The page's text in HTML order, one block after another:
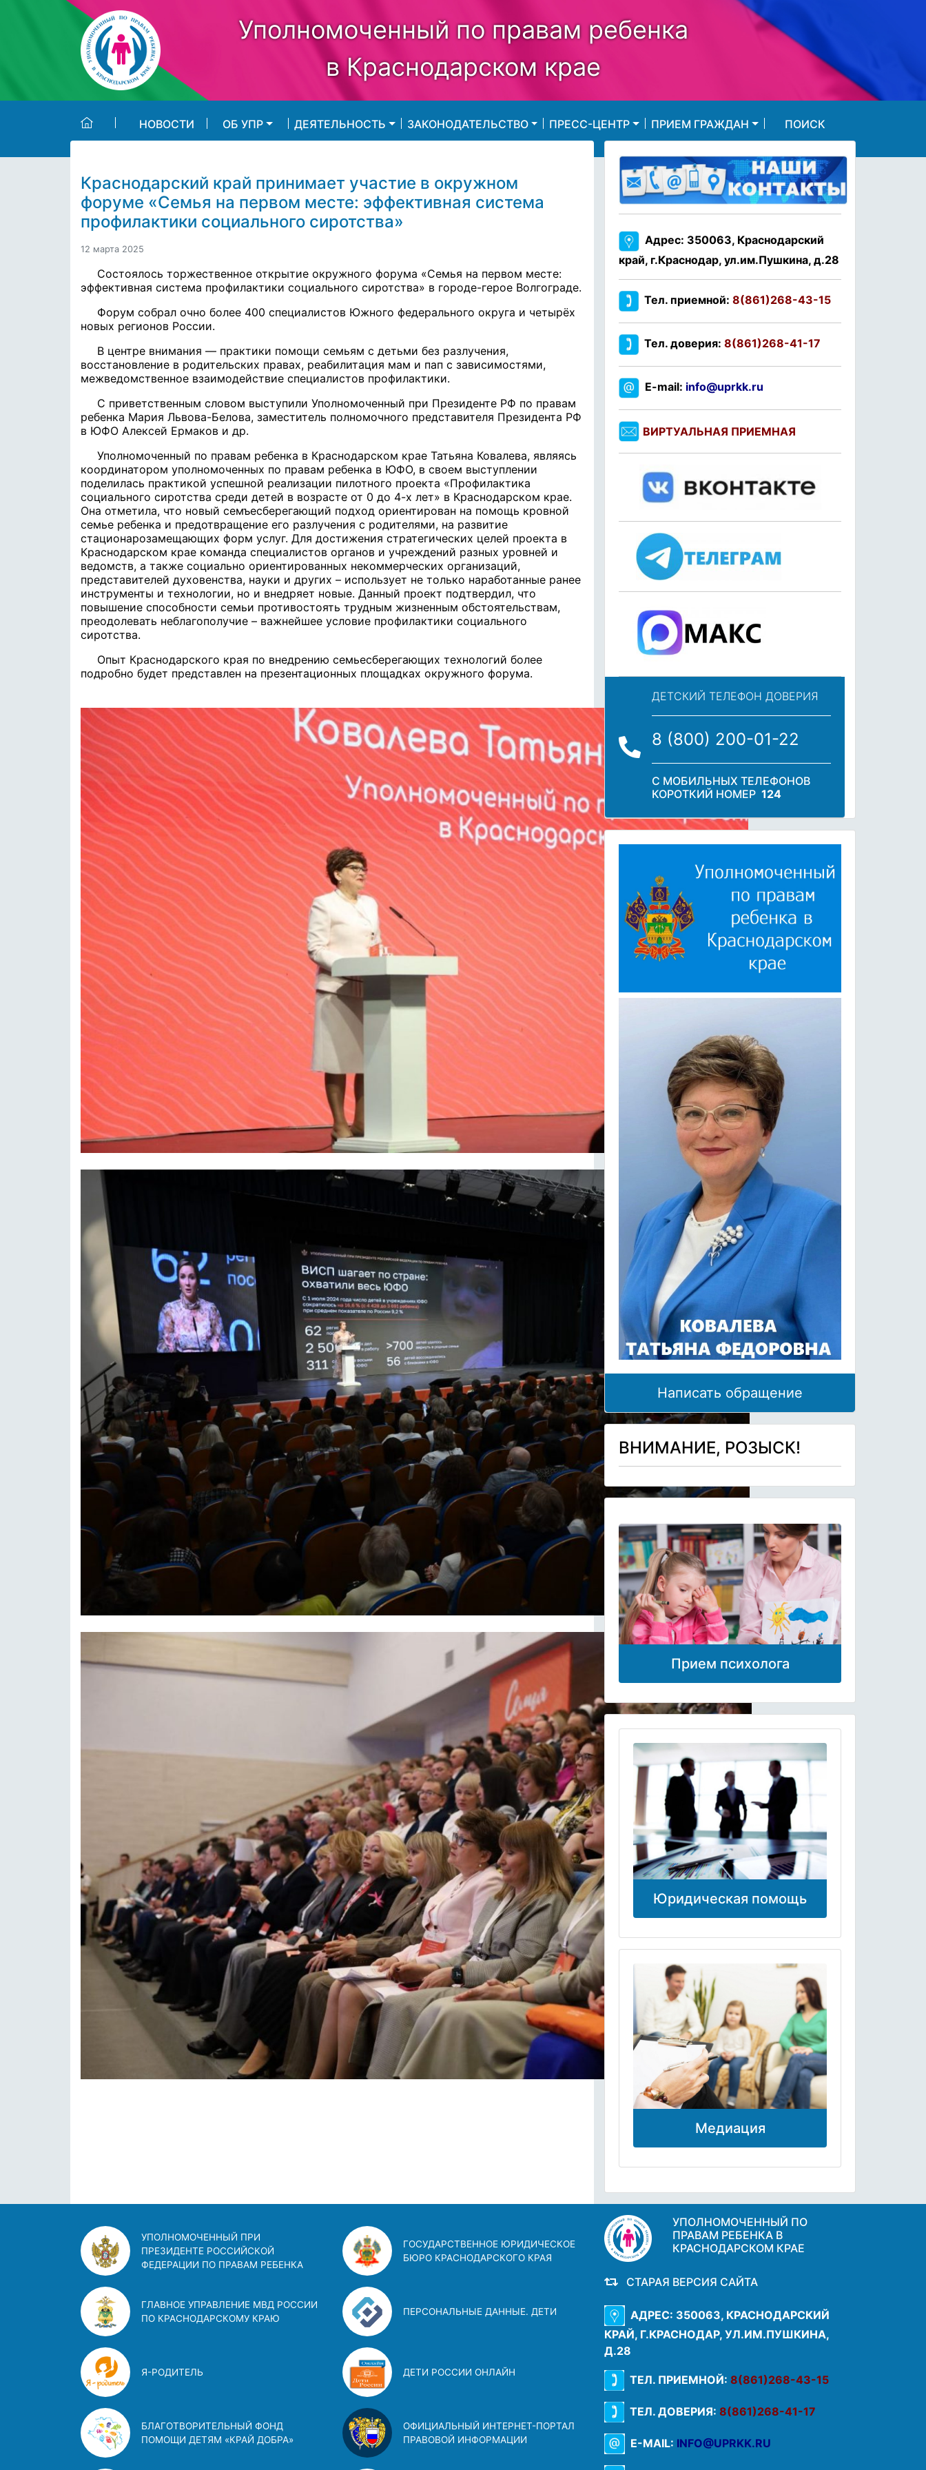
Skip to main content
Уполномоченный по правам ребенка
в Краснодарском крае
НОВОСТИ ОБ УПР ДЕЯТЕЛЬНОСТЬ ЗАКОНОДАТЕЛЬСТВО ПРЕСС-ЦЕНТР ПРИЕМ ГРАЖДАН ПОИСК
Краснодарский край принимает участие в окружном
форуме «Семья на первом месте: эффективная система
профилактики социального сиротства»
12 марта 2025
Состоялось торжественное открытие окружного форума «Семья на первом месте:
эффективная система профилактики социального сиротства» в городе-герое Волгограде.
Форум собрал очно более 400 специалистов Южного федерального округа и четырёх
новых регионов России.
В центре внимания — практики помощи семьям с детьми без разлучения,
восстановление в родительских правах, реабилитация мам и пап с зависимостями,
межведомственное взаимодействие специалистов профилактики.
С приветственным словом выступили Уполномоченный при Президенте РФ по правам
ребенка Мария Львова-Белова, заместитель полномочного представителя Президента РФ
в ЮФО Алексей Ермаков и др.
Уполномоченный по правам ребенка в Краснодарском крае Татьяна Ковалева, являясь
координатором уполномоченных по правам ребенка в ЮФО, в своем выступлении
поделилась практикой успешной реализации пилотного проекта «Профилактика
социального сиротства среди детей в возрасте от 0 до 4-х лет» в Краснодарском крае.
Она отметила, что новый семъесберегающий подход ориентирован на помощь кровной
семье ребенка и предотвращение его разлучения с родителями, на развитие
стационарозамещающих форм услуг. Для достижения стратегических целей проекта в
Краснодарском крае команда специалистов органов и учреждений разных уровней и
ведомств, а также социально ориентированных некоммерческих организаций,
представителей духовенства, науки и других – использует не только наработанные ранее
инструменты и технологии, но и внедряет новые. Данный проект подтвердил, что
повышение способности семьи противостоять трудным жизненным обстоятельствам,
преодолевать неблагополучие – важнейшее условие профилактики социального
сиротства.
Опыт Краснодарского края по внедрению семьесберегающих технологий более
подробно будет представлен на презентационных площадках окружного форума.
Адрес: 350063, Краснодарский
край, г.Краснодар, ул.им.Пушкина, д.28
Тел. приемной: 8(861)268-43-15
Тел. доверия: 8(861)268-41-17
E-mail: info@uprkk.ru
ВИРТУАЛЬНАЯ ПРИЕМНАЯ
ДЕТСКИЙ ТЕЛЕФОН ДОВЕРИЯ
8 (800) 200-01-22
С МОБИЛЬНЫХ ТЕЛЕФОНОВ
КОРОТКИЙ НОМЕР 124
Написать обращение
ВНИМАНИЕ, РОЗЫСК!
Прием психолога
Юридическая помощь
Медиация
УПОЛНОМОЧЕННЫЙ ПРИ
ПРЕЗИДЕНТЕ РОССИЙСКОЙ
ФЕДЕРАЦИИ ПО ПРАВАМ РЕБЕНКА
ГЛАВНОЕ УПРАВЛЕНИЕ МВД РОССИИ
ПО КРАСНОДАРСКОМУ КРАЮ
Я-РОДИТЕЛЬ
БЛАГОТВОРИТЕЛЬНЫЙ ФОНД
ПОМОЩИ ДЕТЯМ «КРАЙ ДОБРА»
ГОСУДАРСТВЕННОЕ ЮРИДИЧЕСКОЕ
БЮРО КРАСНОДАРСКОГО КРАЯ
ПЕРСОНАЛЬНЫЕ ДАННЫЕ. ДЕТИ
ДЕТИ РОССИИ ОНЛАЙН
ОФИЦИАЛЬНЫЙ ИНТЕРНЕТ-ПОРТАЛ
ПРАВОВОЙ ИНФОРМАЦИИ
УПОЛНОМОЧЕННЫЙ ПО
ПРАВАМ РЕБЕНКА В
КРАСНОДАРСКОМ КРАЕ
СТАРАЯ ВЕРСИЯ САЙТА
АДРЕС: 350063, КРАСНОДАРСКИЙ
КРАЙ, Г.КРАСНОДАР, УЛ.ИМ.ПУШКИНА,
Д.28
ТЕЛ. ПРИЕМНОЙ: 8(861)268-43-15
ТЕЛ. ДОВЕРИЯ: 8(861)268-41-17
E-MAIL: INFO@UPRKK.RU